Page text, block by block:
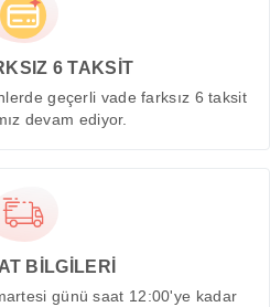
6 TAKSİT
geçerli vade farksız 6 taksit
devam ediyor.
BİLGİLERİ
günü saat 12:00'ye kadar